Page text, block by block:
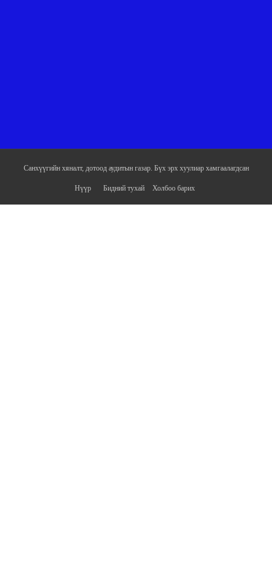
Санхүүгийн хяналт, дотоод аудитын газар. Бүх эрх хуулиар хамгаалагдсан
Нүүр Бидний тухай Холбоо барих